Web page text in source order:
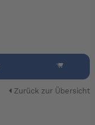
Zurück zur Übersicht